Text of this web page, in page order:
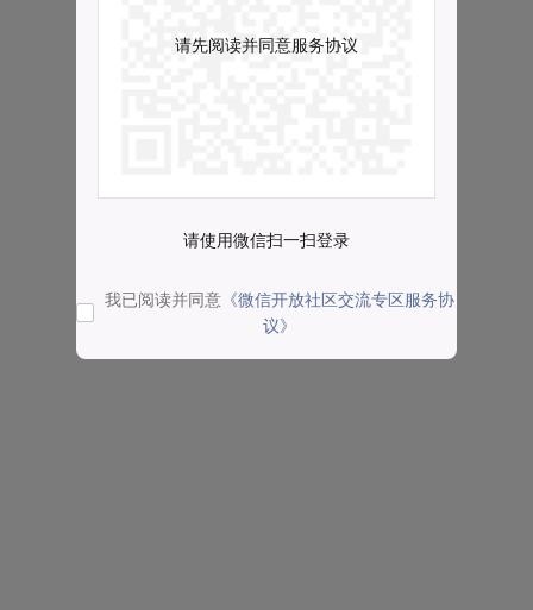
请先阅读并同意服务协议
请使用微信扫一扫登录
我已阅读并同意 《微信开放社区交流专区服务协
议》